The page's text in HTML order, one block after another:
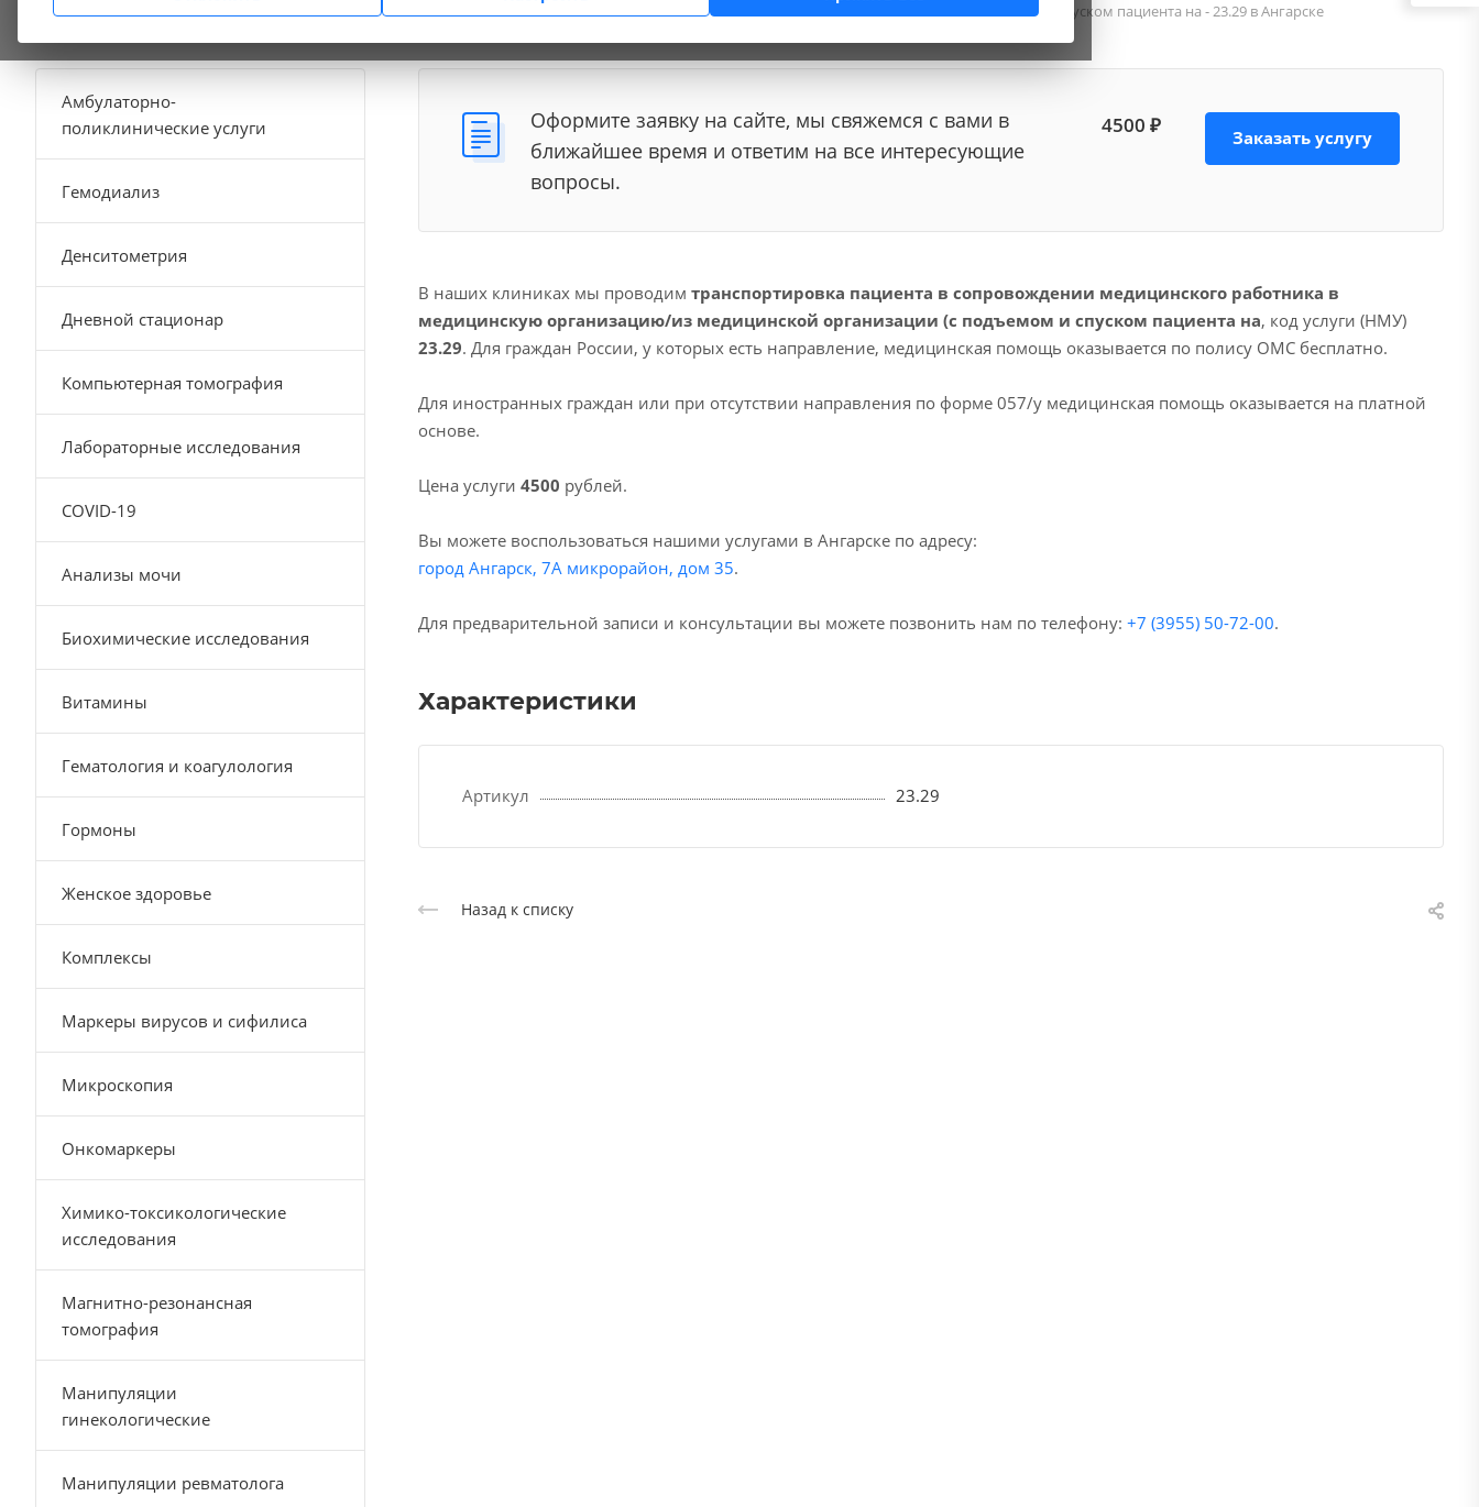
Транспортировка пациента в сопровождении медицинского работника в медицинскую организацию/из медицинской организации (с подъемом и спуском пациента на - 23.29 в Ангарске
Оформите заявку на сайте, мы свяжемся с вами в
ближайшее время и ответим на все интересующие
вопросы.
4500 ₽ Заказать услугу
В наших клиниках мы проводим транспортировка пациента в сопровождении медицинского работника в
медицинскую организацию/из медицинской организации (с подъемом и спуском пациента на, код услуги (НМУ)
23.29. Для граждан России, у которых есть направление, медицинская помощь оказывается по полису ОМС бесплатно.
Для иностранных граждан или при отсутствии направления по форме 057/у медицинская помощь оказывается на платной
основе.
Цена услуги 4500 рублей.
Вы можете воспользоваться нашими услугами в Ангарске по адресу:
город Ангарск, 7А микрорайон, дом 35.
Для предварительной записи и консультации вы можете позвонить нам по телефону: +7 (3955) 50-72-00.
Характеристики
Артикул 23.29
Назад к списку
Амбулаторно-
поликлинические услуги
Гемодиализ
Денситометрия
Дневной стационар
Компьютерная томография
Лабораторные исследования
COVID-19
Анализы мочи
Биохимические исследования
Витамины
Гематология и коагулология
Гормоны
Женское здоровье
Комплексы
Маркеры вирусов и сифилиса
Микроскопия
Онкомаркеры
Химико-токсикологические
исследования
Магнитно-резонансная
томография
Манипуляции
гинекологические
Манипуляции ревматолога